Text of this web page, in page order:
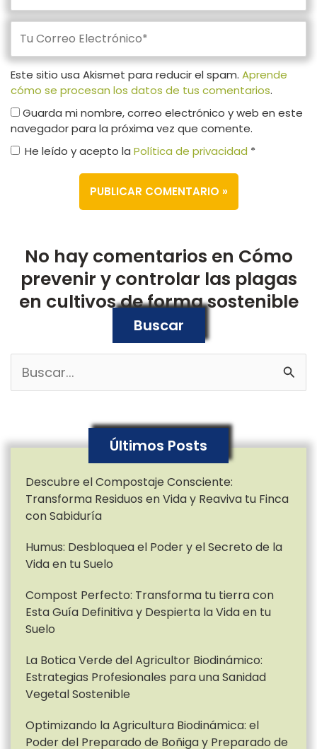
Este sitio usa Akismet para reducir el spam. Aprende
cómo se procesan los datos de tus comentarios.
Guarda mi nombre, correo electrónico y web en este
navegador para la próxima vez que comente.
He leído y acepto la Política de privacidad *
No hay comentarios en Cómo
prevenir y controlar las plagas
en cultivos de forma sostenible
Buscar
Últimos Posts
Descubre el Compostaje Consciente:
Transforma Residuos en Vida y Reaviva tu Finca
con Sabiduría
Humus: Desbloquea el Poder y el Secreto de la
Vida en tu Suelo
Compost Perfecto: Transforma tu tierra con
Esta Guía Definitiva y Despierta la Vida en tu
Suelo
La Botica Verde del Agricultor Biodinámico:
Estrategias Profesionales para una Sanidad
Vegetal Sostenible
Optimizando la Agricultura Biodinámica: el
Poder del Preparado de Boñiga y Preparado de